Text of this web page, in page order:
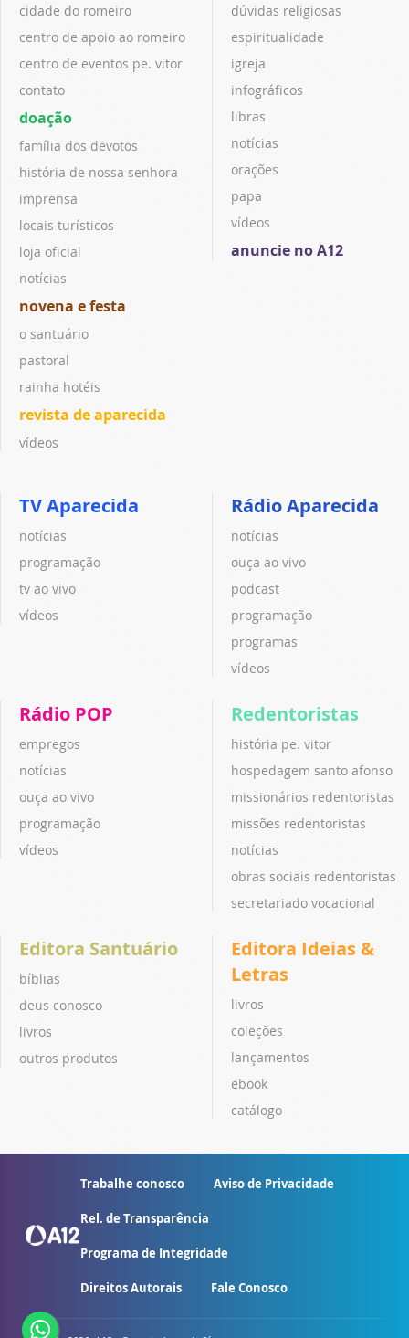
cidade do romeiro
centro de apoio ao romeiro
centro de eventos pe. vitor
contato
doação
família dos devotos
história de nossa senhora
imprensa
locais turísticos
loja oficial
notícias
novena e festa
o santuário
pastoral
rainha hotéis
revista de aparecida
vídeos
dúvidas religiosas
espiritualidade
igreja
infográficos
libras
notícias
orações
papa
vídeos
anuncie no A12
TV Aparecida
notícias
programação
tv ao vivo
vídeos
Rádio Aparecida
notícias
ouça ao vivo
podcast
programação
programas
vídeos
Rádio POP
empregos
notícias
ouça ao vivo
programação
vídeos
Redentoristas
história pe. vitor
hospedagem santo afonso
missionários redentoristas
missões redentoristas
notícias
obras sociais redentoristas
secretariado vocacional
Editora Santuário
bíblias
deus conosco
livros
outros produtos
Editora Ideias &
Letras
livros
coleções
lançamentos
ebook
catálogo
Trabalhe conosco Aviso de Privacidade
Rel. de Transparência
Programa de Integridade
Direitos Autorais Fale Conosco